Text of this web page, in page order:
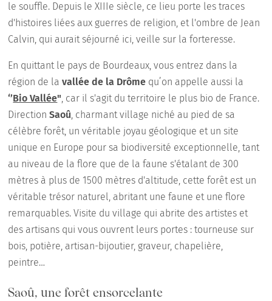
le souffle. Depuis le XIIIe siècle, ce lieu porte les traces
d'histoires liées aux guerres de religion, et l'ombre de Jean
Calvin, qui aurait séjourné ici, veille sur la forteresse.
En quittant le pays de Bourdeaux, vous entrez dans la
région de lavallée de la Drôme qu’on appelle aussi la
‘’Bio Vallée", car il s'agit du territoire le plus bio de France.
Direction Saoû, charmant village niché au pied de sa
célèbre forêt, un véritable joyau géologique et un site
unique en Europe pour sa biodiversité exceptionnelle, tant
au niveau de la flore que de la faune s'étalant de 300
mètres à plus de 1500 mètres d'altitude, cette forêt est un
véritable trésor naturel, abritant une faune et une flore
remarquables. Visite du village qui abrite des artistes et
des artisans qui vous ouvrent leurs portes : tourneuse sur
bois, potière, artisan-bijoutier, graveur, chapelière,
peintre…
Saoû, une forêt ensorcelante